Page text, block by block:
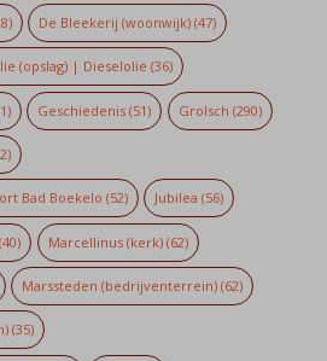
De Bleekerij (woonwijk) (47)
(opslag) | Dieselolie (36)
Geschiedenis (51) Grolsch (290)
Bad Boekelo (52) Jubilea (56)
(40) Marcellinus (kerk)(62)
Marssteden (bedrijventerrein) (62)
(35)